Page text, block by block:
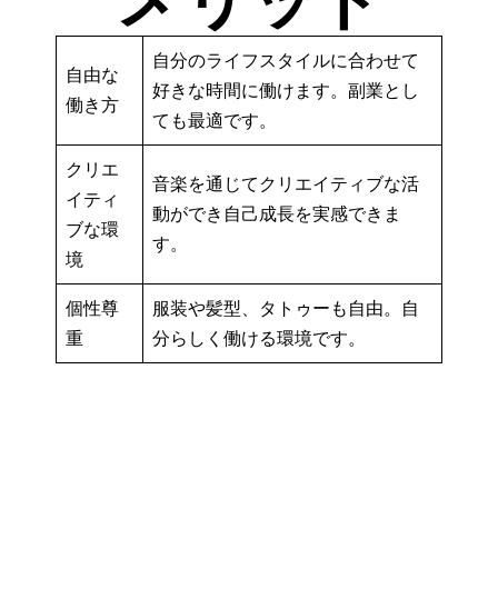
自由な
働き方
自分のライフスタイルに合わせて
好きな時間に働けます。副業とし
ても最適です。
クリエ
イティ
ブな環
境
音楽を通じてクリエイティブな活
動ができ自己成長を実感できま
す。
個性尊
重
服装や髪型、タトゥーも自由。自
分らしく働ける環境です。